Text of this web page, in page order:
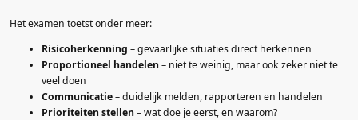
Het examen toetst onder meer:
Risicoherkenning – gevaarlijke situaties direct herkennen
Proportioneel handelen– niet te weinig, maar ook zeker niet te
veel doen
Communicatie– duidelijk melden, rapporteren en handelen
Prioriteiten stellen– wat doe je eerst, en waarom?